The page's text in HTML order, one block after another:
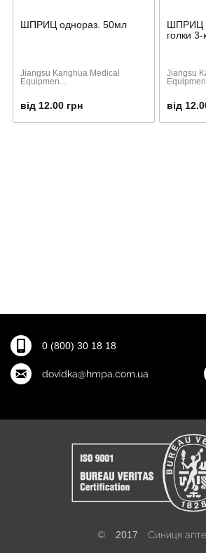
ШПРИЦ однораз. 50мл
Jiangsu Kanghua Medical
Equipmen...
від 12.00 грн
ШПРИЦ
голки 3-
Jiangsu
від
0 (800) 30 18 18
dovidka@hmpa.com.ua
© 2017 Синиця